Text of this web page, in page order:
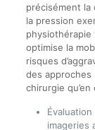
précisément la
la pression
optimise la
risques
des approches
chirurgie qu’en
imageries